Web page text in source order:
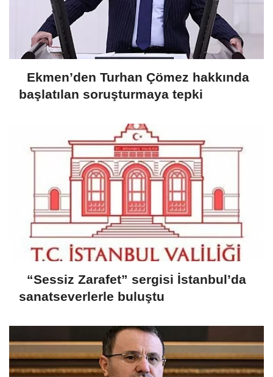
Ekmen’den Turhan Çömez hakkında
başlatılan soruşturmaya tepki
“Sessiz Zarafet” sergisi İstanbul’da
sanatseverlerle buluştu